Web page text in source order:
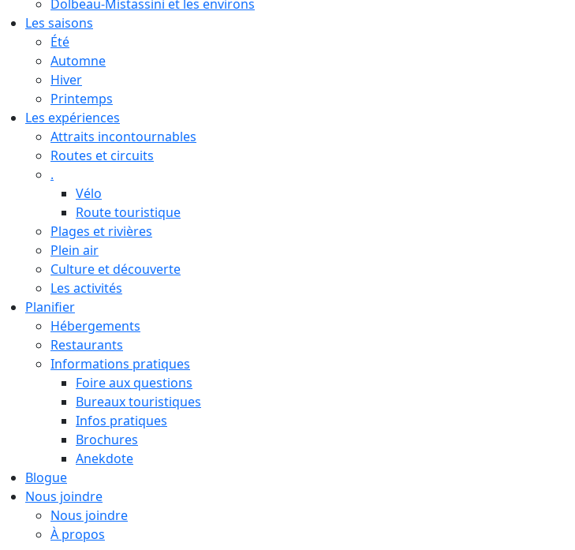
Dolbeau-Mistassini et les environs
Les saisons
Été
Automne
Hiver
Printemps
Les expériences
Attraits incontournables
Routes et circuits
.
Vélo
Route touristique
Plages et rivières
Plein air
Culture et découverte
Les activités
Planifier
Hébergements
Restaurants
Informations pratiques
Foire aux questions
Bureaux touristiques
Infos pratiques
Brochures
Anekdote
Blogue
Nous joindre
Nous joindre
À propos